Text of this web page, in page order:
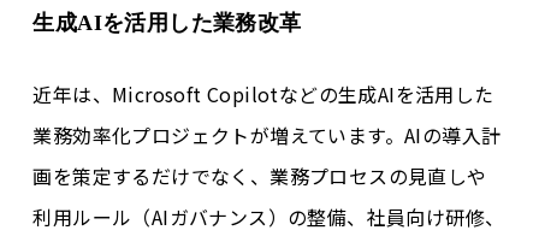
生成AIを活用した業務改革
近年は、Microsoft Copilotなどの生成AIを活用した
業務効率化プロジェクトが増えています。AIの導入計
画を策定するだけでなく、業務プロセスの見直しや
利用ルール（AIガバナンス）の整備、社員向け研修、